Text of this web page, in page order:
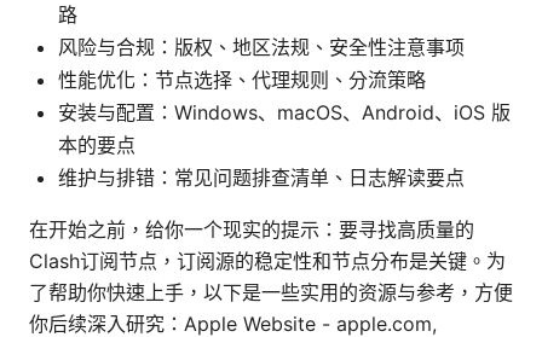
路
风险与合规：版权、地区法规、安全性注意事项
性能优化：节点选择、代理规则、分流策略
安装与配置：Windows、macOS、Android、iOS 版
本的要点
维护与排错：常见问题排查清单、日志解读要点
在开始之前，给你一个现实的提示：要寻找高质量的
Clash订阅节点，订阅源的稳定性和节点分布是关键。为
了帮助你快速上手，以下是一些实用的资源与参考，方便
你后续深入研究：Apple Website - apple.com,